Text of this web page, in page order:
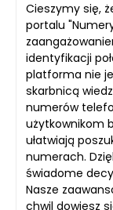
Cieszymy się,
portalu
identyfikacji
platforma nie
skarbnicą
numerów
użytkownikom
ułatwiają
numerach.
świadome
Nasze
chwil dowiesz